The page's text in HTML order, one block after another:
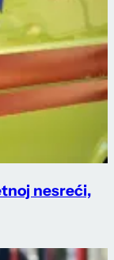
nesreći,